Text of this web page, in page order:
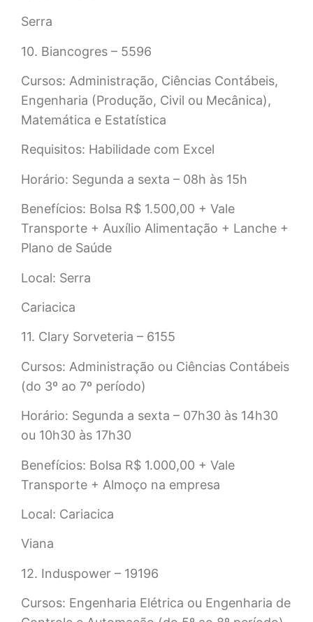
Serra
10. Biancogres – 5596
Cursos: Administração, Ciências Contábeis,
Engenharia (Produção, Civil ou Mecânica),
Matemática e Estatística
Requisitos: Habilidade com Excel
Horário: Segunda a sexta – 08h às 15h
Benefícios: Bolsa R$ 1.500,00 + Vale
Transporte + Auxílio Alimentação + Lanche +
Plano de Saúde
Local: Serra
Cariacica
11. Clary Sorveteria – 6155
Cursos: Administração ou Ciências Contábeis
(do 3º ao 7º período)
Horário: Segunda a sexta – 07h30 às 14h30
ou 10h30 às 17h30
Benefícios: Bolsa R$ 1.000,00 + Vale
Transporte + Almoço na empresa
Local: Cariacica
Viana
12. Induspower – 19196
Cursos: Engenharia Elétrica ou Engenharia de